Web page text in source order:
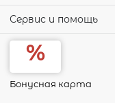
Сервис и помощь
Бонусная карта